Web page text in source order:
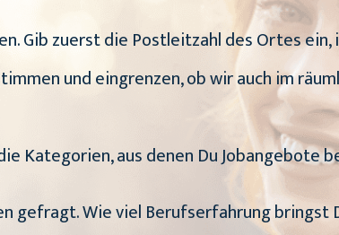
Gib zuerst die Postleitzahl des Ortes ein,
und eingrenzen, ob wir auch im
Kategorien, aus denen Du Jobangebote
gefragt. Wie viel Berufserfahrung bringst